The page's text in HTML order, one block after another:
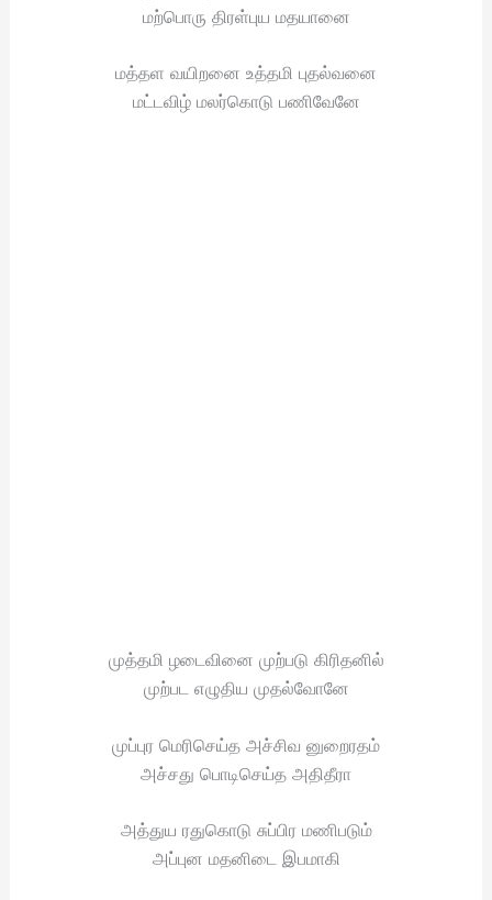
மற்பொரு திரள்புய மதயானை
மத்தள வயிறனை உத்தமி புதல்வனை
மட்டவிழ் மலர்கொடு பணிவேனே
முத்தமி ழடைவினை முற்படு கிரிதனில்
முற்பட எழுதிய முதல்வோனே
முப்புர மெரிசெய்த அச்சிவ னுறைரதம்
அச்சது பொடிசெய்த அதிதீரா
அத்துய ரதுகொடு சுப்பிர மணிபடும்
அப்புன மதனிடை இபமாகி